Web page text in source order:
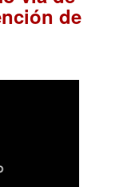
de